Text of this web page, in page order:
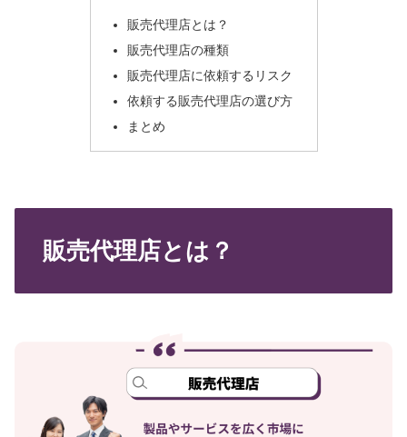
販売代理店とは？
販売代理店の種類
販売代理店に依頼するリスク
依頼する販売代理店の選び方
まとめ
販売代理店とは？